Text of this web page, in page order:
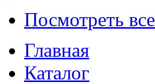
Посмотреть все
Главная
Каталог